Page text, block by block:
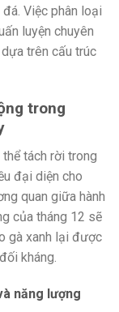
Việc phân loại
luyện chuyên
trên cấu trúc
trong
tách rời trong
đại diện cho
quan giữa hành
của tháng 12 sẽ
gà xanh lại được
kháng.
năng lượng